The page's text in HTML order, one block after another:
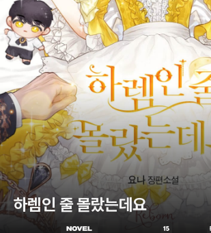
하렘인 줄 몰랐는데요